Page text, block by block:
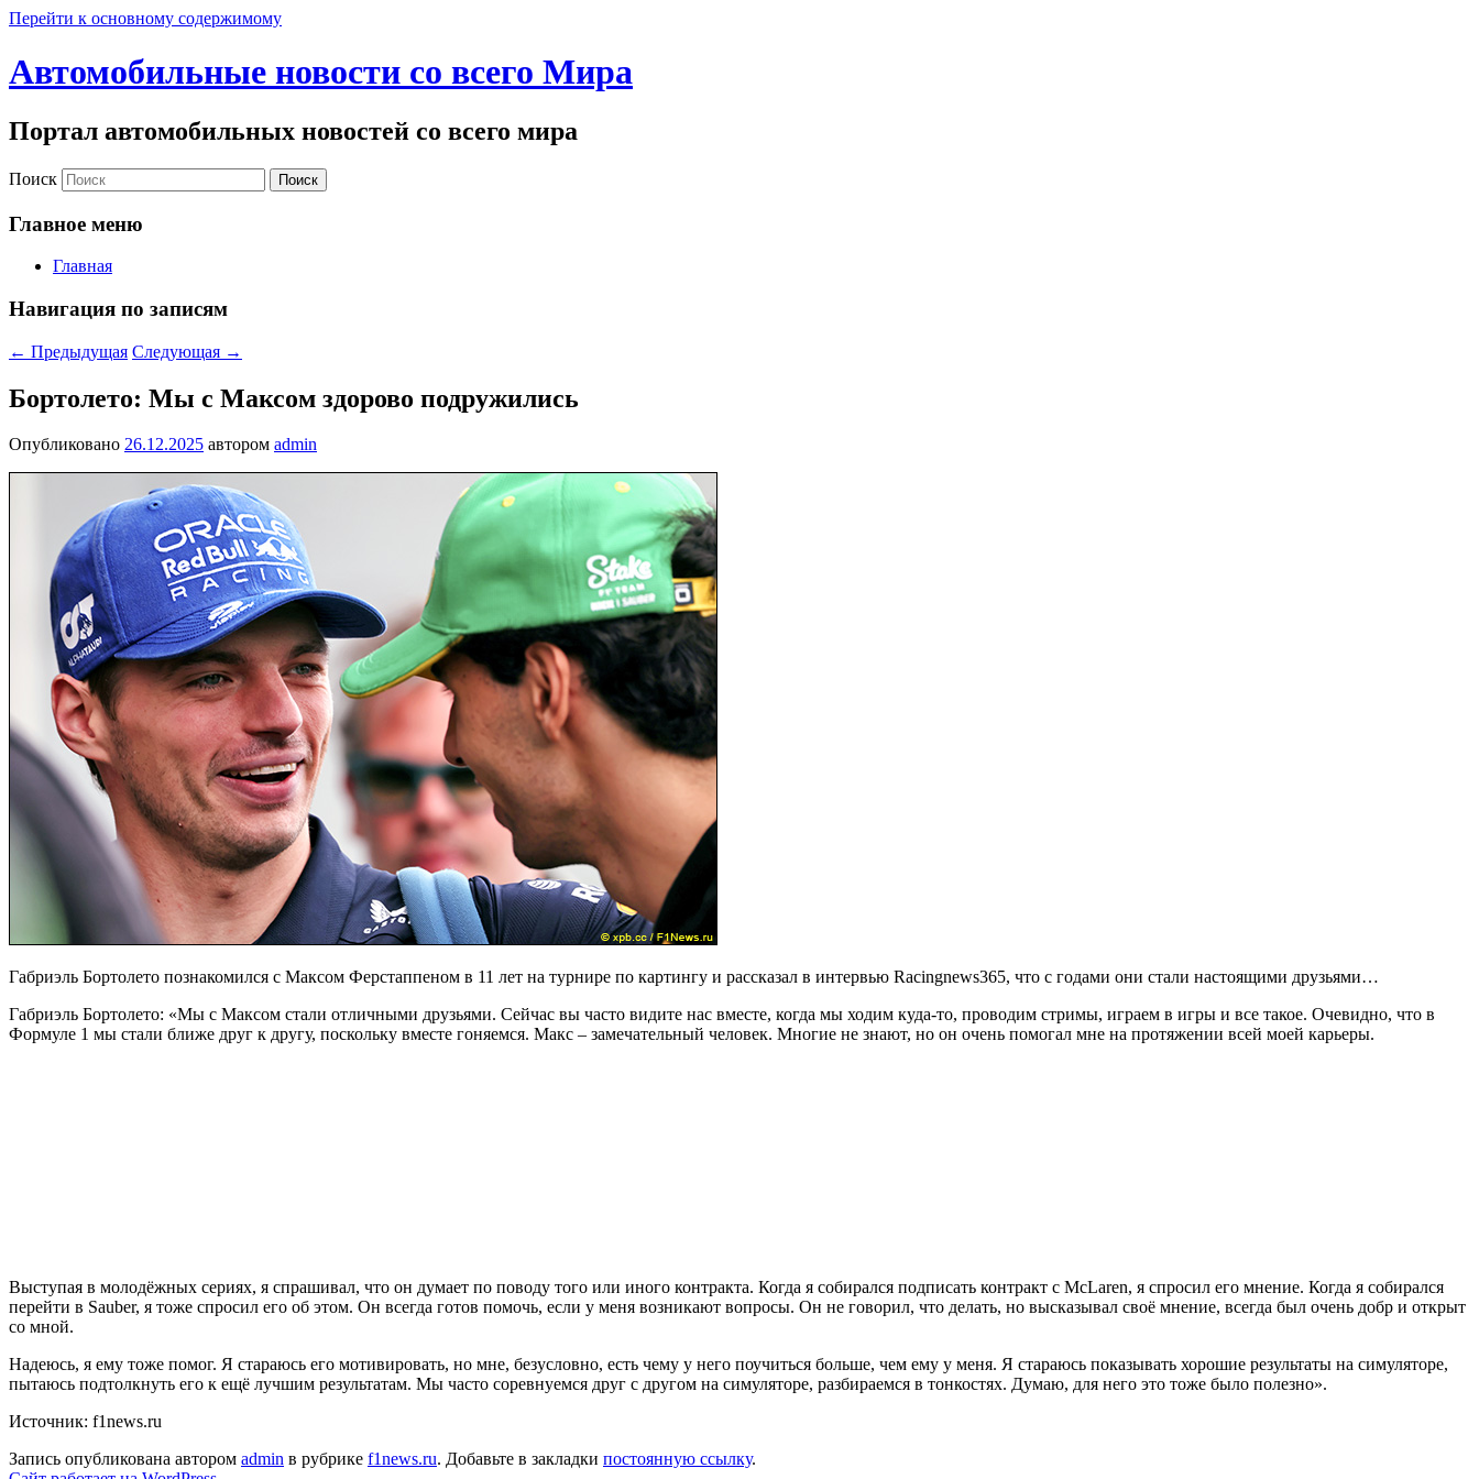
Перейти к основному содержимому
Автомобильные новости со всего Мира
Портал автомобильных новостей со всего мира
Поиск
Главное меню
Главная
Навигация по записям
← Предыдущая Следующая →
Бортолето: Мы с Максом здорово подружились
Опубликовано 26.12.2025 автором admin
Габриэль Бортолето познакомился с Максом Ферстаппеном в 11 лет на турнире по картингу и рассказал в интервью Racingnews365, что с годами они стали настоящими друзьями…
Габриэль Бортолето: «Мы с Максом стали отличными друзьями. Сейчас вы часто видите нас вместе, когда мы ходим куда-то, проводим стримы, играем в игры и все такое. Очевидно, что в
Формуле 1 мы стали ближе друг к другу, поскольку вместе гоняемся. Макс – замечательный человек. Многие не знают, но он очень помогал мне на протяжении всей моей карьеры.
Выступая в молодёжных сериях, я спрашивал, что он думает по поводу того или иного контракта. Когда я собирался подписать контракт с McLaren, я спросил его мнение. Когда я собирался
перейти в Sauber, я тоже спросил его об этом. Он всегда готов помочь, если у меня возникают вопросы. Он не говорил, что делать, но высказывал своё мнение, всегда был очень добр и открыт
со мной.
Надеюсь, я ему тоже помог. Я стараюсь его мотивировать, но мне, безусловно, есть чему у него поучиться больше, чем ему у меня. Я стараюсь показывать хорошие результаты на симуляторе,
пытаюсь подтолкнуть его к ещё лучшим результатам. Мы часто соревнуемся друг с другом на симуляторе, разбираемся в тонкостях. Думаю, для него это тоже было полезно».
Источник: f1news.ru
Запись опубликована автором admin в рубрике f1news.ru. Добавьте в закладки постоянную ссылку.